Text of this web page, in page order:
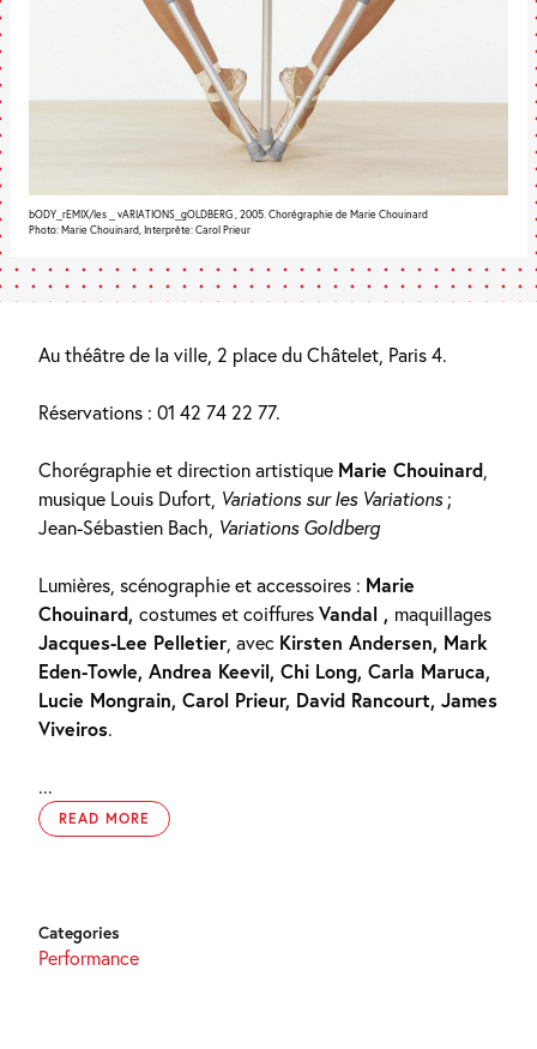
bODY_rEMIX/les _ vARIATIONS_gOLDBERG , 2005. Chorégraphie de Marie Chouinard
Photo: Marie Chouinard, Interprète: Carol Prieur
Au théâtre de la ville, 2 place du Châtelet, Paris 4.
Réservations : 01 42 74 22 77.
Chorégraphie et direction artistique Marie Chouinard
musique Louis Dufort, Variations sur les Variations;
Jean-Sébastien Bach, Variations Goldberg
Lumières, scénographie et accessoires : Marie
Chouinard, costumes et coiffuresVandal , maquillages
Jacques-Lee Pelletier , avec Kirsten Andersen, Mark
Eden-Towle, Andrea Keevil, Chi Long, Carla Maruca,
Lucie Mongrain, Carol Prieur, David Rancourt, James
Viveiros.
...
READ MORE
Categories
Performance